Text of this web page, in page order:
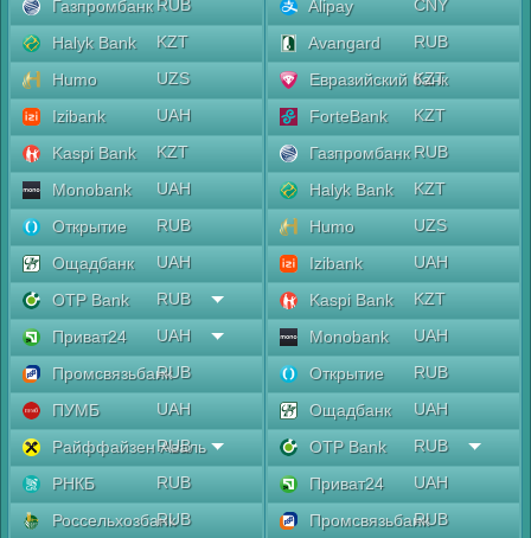
Газпромбанк RUB
Halyk Bank
KZT
Humo
UZS
Izibank
UAH
Kaspi Bank
KZT
Monobank
UAH
Открытие
RUB
Ощадбанк
UAH
OTP Bank
RUB
Приват24
UAH
ПромсвязьбанкRUB
ПУМБ
UAH
Райффайзен Аваль
RUB
РНКБ
RUB
РоссельхозбанкRUB
Alipay
CNY
Avangard
RUB
Евразийский банк
KZT
ForteBank
KZT
Газпромбанк RUB
Halyk Bank
KZT
Humo
UZS
Izibank
UAH
Kaspi Bank
KZT
Monobank
UAH
Открытие
RUB
Ощадбанк
UAH
OTP Bank
RUB
Приват24
UAH
ПромсвязьбанкRUB